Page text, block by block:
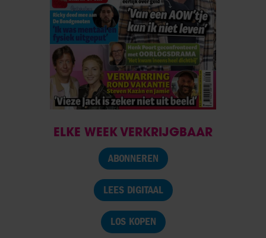
ELKE WEEK VERKRIJGBAAR
ABONNEREN
LEES DIGITAAL
LOS KOPEN